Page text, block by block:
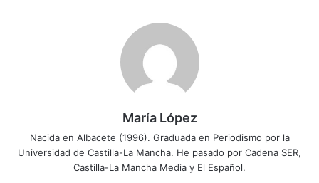
María López
Nacida en Albacete (1996). Graduada en Periodismo por la
Universidad de Castilla-La Mancha. He pasado por Cadena SER,
Castilla-La Mancha Media y El Español.